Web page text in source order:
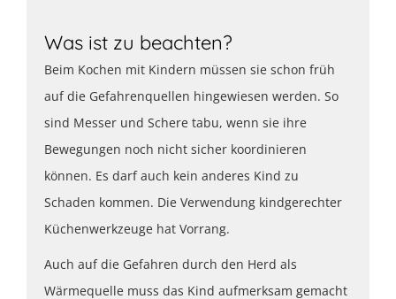
Was ist zu beachten?
Beim Kochen mit Kindern müssen sie schon früh
auf die Gefahrenquellen hingewiesen werden. So
sind Messer und Schere tabu, wenn sie ihre
Bewegungen noch nicht sicher koordinieren
können. Es darf auch kein anderes Kind zu
Schaden kommen. Die Verwendung kindgerechter
Küchenwerkzeuge hat Vorrang.
Auch auf die Gefahren durch den Herd als
Wärmequelle muss das Kind aufmerksam gemacht